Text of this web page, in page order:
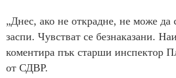
„Днес, ако не открадне, не може да
заспи. Чувстват се безнаказани.
коментира пък старши инспектор
от СДВР.